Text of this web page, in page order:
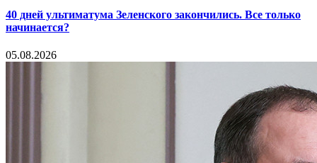
40 дней ультиматума Зеленского закончились. Все только
начинается?
05.08.2026